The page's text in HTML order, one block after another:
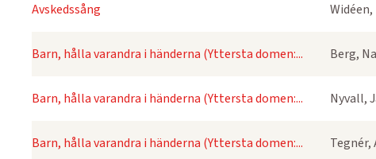
Avskedssång
Barn, hålla varandra i händerna (Yttersta domen:... Berg,
Barn, hålla varandra i händerna (Yttersta domen:... Nyvall,
Barn, hålla varandra i händerna (Yttersta domen:... Tegnér,